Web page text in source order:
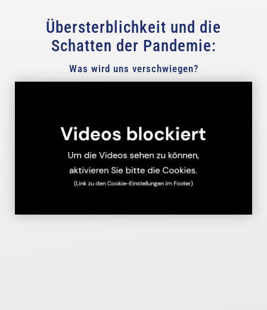
Übersterblichkeit und die
Schatten der Pandemie:
Was wird uns verschwiegen?